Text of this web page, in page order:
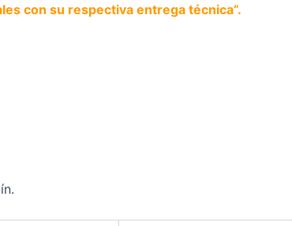
con su respectiva entrega técnica”.